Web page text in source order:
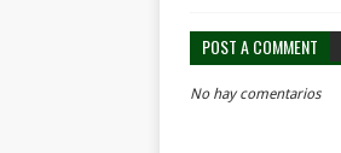
POST A COMMENT
No hay comentarios